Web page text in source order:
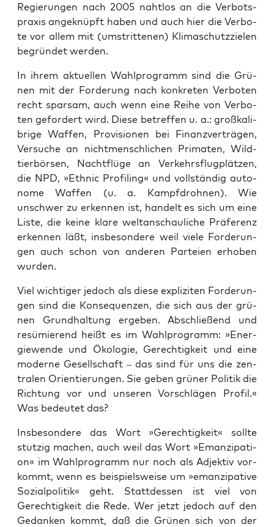
Regie­run­gen nach 2005 naht­los an die Ver­bots­
pra­xis ange­knüpft haben und auch hier die Ver­bo­
te vor allem mit (umstrit­te­nen) Kli­ma­schutz­zie­len
begrün­det werden.
In ihrem aktu­el­len Wahl­pro­gramm sind die Grü­
nen mit der For­de­rung nach kon­kre­ten Ver­bo­ten
recht spar­sam, auch wenn eine Rei­he von Ver­bo­
ten gefor­dert wird. Die­se betref­fen u. a.: groß­ka­li­
bri­ge Waf­fen, Pro­vi­sio­nen bei Finanz­ver­trä­gen,
Ver­su­che an nicht­mensch­li­chen Pri­ma­ten, Wild­
tier­bör­sen, Nacht­flü­ge an Ver­kehrs­flug­plät­zen,
die NPD, »Eth­nic Pro­fil­ing« und voll­stän­dig auto­
no­me Waf­fen (u. a. Kampf­droh­nen). Wie
unschwer zu erken­nen ist, han­delt es sich um eine
Lis­te, die kei­ne kla­re welt­an­schau­li­che Prä­fe­renz
erken­nen läßt, ins­be­son­de­re weil vie­le For­de­run­
gen auch schon von ande­ren Par­tei­en erho­ben
wurden.
Viel wich­ti­ger jedoch als die­se expli­zi­ten For­de­run­
gen sind die Kon­se­quen­zen, die sich aus der grü­
nen Grund­hal­tung erge­ben. Abschlie­ßend und
resü­mie­rend heißt es im Wahl­pro­gramm: »Ener­
gie­wen­de und Öko­lo­gie, Gerech­tig­keit und eine
moder­ne Gesell­schaft – das sind für uns die zen­
tra­len Ori­en­tie­run­gen. Sie geben grü­ner Poli­tik die
Rich­tung vor und unse­ren Vor­schlä­gen Pro­fil.«
Was bedeu­tet das?
Ins­be­son­de­re das Wort »Gerech­tig­keit« soll­te
stut­zig machen, auch weil das Wort »Eman­zi­pa­ti­
on« im Wahl­pro­gramm nur noch als Adjek­tiv vor­
kommt, wenn es bei­spiels­wei­se um »eman­zi­pa­ti­ve
Sozi­al­po­li­tik« geht. Statt­des­sen ist viel von
Gerech­tig­keit die Rede. Wer jetzt jedoch auf den
Gedan­ken kommt, daß die Grü­nen sich von der